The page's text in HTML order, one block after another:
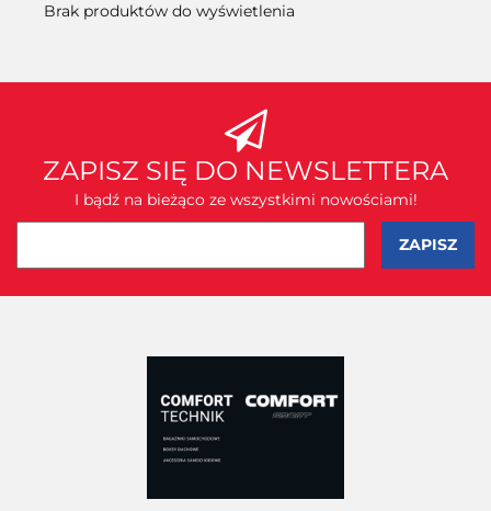
Brak produktów do wyświetlenia
ZAPISZ SIĘ DO NEWSLETTERA
I bądź na bieżąco ze wszystkimi nowościami!